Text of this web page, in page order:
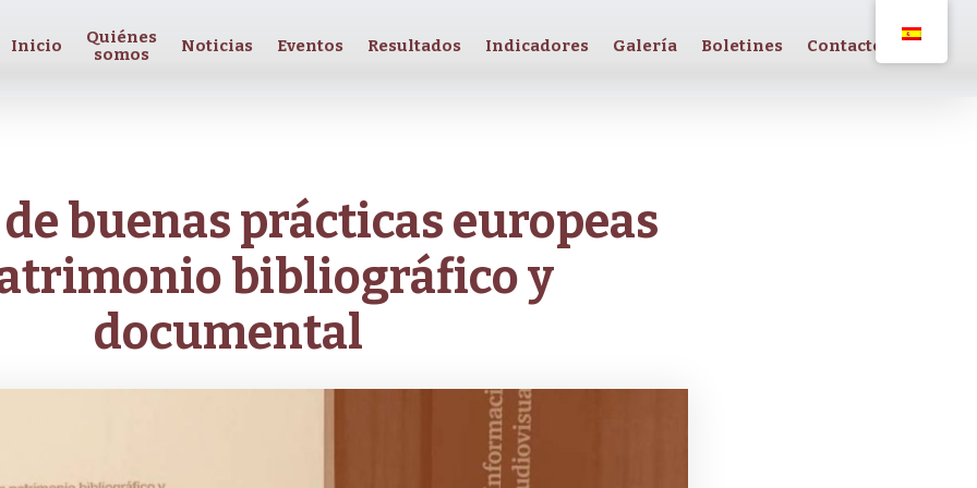
Inicio
Quiénes
somos
Noticias Eventos Resultados Indicadores Galería Boletines Contacto
buenas prácticas europeas
bibliográfico y
documental